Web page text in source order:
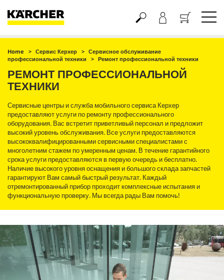
Корзина
Home Сервис Керхер
Сервисное обслуживание
профессиональной техники
Ремонт профессиональной техники
РЕМОНТ ПРОФЕССИОНАЛЬНОЙ
ТЕХНИКИ
Сервисные центры и служба мобильного сервиса Керхер
предоставляют услуги по ремонту профессионального
оборудования. Вас встретит приветливый персонал и предложит
высокий уровень обслуживания. Все услуги предоставляются
высококвалифицированными сервисными специалистами с
многолетним стажем по умеренным ценам. В течение гарантийного
срока услуги предоставляются в первую очередь и бесплатно.
Наличие высокого уровня оснащения и большого склада запчастей
гарантируют Вам самый быстрый результат. Каждый
отремонтированный прибор проходит комплексные испытания и
функциональную проверку. Мы всегда рады Вам помочь!